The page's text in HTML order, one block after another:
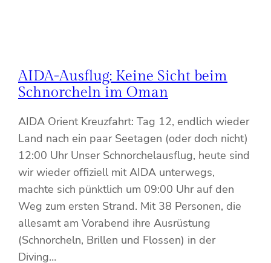
AIDA-Ausflug: Keine Sicht beim
Schnorcheln im Oman
AIDA Orient Kreuzfahrt: Tag 12, endlich wieder
Land nach ein paar Seetagen (oder doch nicht)
12:00 Uhr Unser Schnorchelausflug, heute sind
wir wieder offiziell mit AIDA unterwegs,
machte sich pünktlich um 09:00 Uhr auf den
Weg zum ersten Strand. Mit 38 Personen, die
allesamt am Vorabend ihre Ausrüstung
(Schnorcheln, Brillen und Flossen) in der
Diving…